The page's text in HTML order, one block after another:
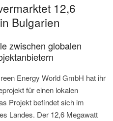
12,6
Bulgarien
zwischen globalen
Energy World GmbH hat ihr
für einen lokalen
Projekt befindet sich im
Landes. Der 12,6 Megawatt